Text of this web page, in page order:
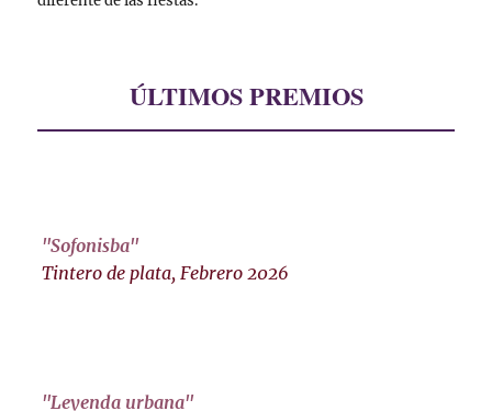
ÚLTIMOS PREMIOS
"Sofonisba"
Tintero de plata, Febrero 2026
"Leyenda urbana"